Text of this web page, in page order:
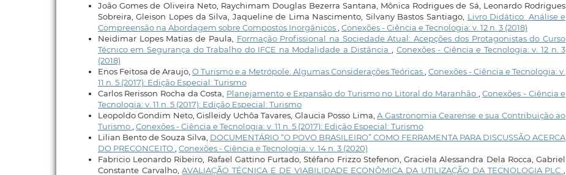
João Gomes de Oliveira Neto, Raychimam Douglas Bezerra Santana, Mônica Rodrigues de Sá, Leonardo Rodrigues
Sobreira, Gleison Lopes da Silva, Jaqueline de Lima Nascimento, Silvany Bastos Santiago, Livro Didático: Análise e
Compreensão na Abordagem sobre Compostos Inorgânicos, Conexões - Ciência e Tecnologia: v. 12 n. 3 (2018)
Neidimar Lopes Matias de Paula, Formação Profissional na Sociedade Atual: Acepções dos Protagonistas do Curso
Técnico em Segurança do Trabalho do IFCE na Modalidade a Distância, Conexões - Ciência e Tecnologia: v. 12 n. 3
(2018)
Enos Feitosa de Araujo, O Turismo e a Metrópole: Algumas Considerações Teóricas,Conexões - Ciência e Tecnologia: v.
11 n. 5 (2017): Edição Especial: Turismo
Carlos Rerisson Rocha da Costa, Planejamento e Expansão do Turismo no Litoral do Maranhão ,Conexões - Ciência e
Tecnologia: v. 11 n. 5 (2017): Edição Especial: Turismo
Leopoldo Gondim Neto, Gislleidy Uchôa Tavares, Glaucia Posso Lima,A Gastronomia Cearense e sua Contribuição ao
Turismo, Conexões - Ciência e Tecnologia: v. 11 n. 5 (2017): Edição Especial: Turismo
Lilian Bento de Souza Silva, DOCUMENTÁRIO “O POVO BRASILEIRO” COMO FERRAMENTA PARA DISCUSSÃO ACERCA
DO PRECONCEITO, Conexões - Ciência e Tecnologia: v. 14 n. 3 (2020)
Fabricio Leonardo Ribeiro, Rafael Gattino Furtado, Stéfano Frizzo Stefenon, Graciela Alessandra Dela Rocca, Gabriel
Constante Carvalho,AVALIAÇÃO TÉCNICA E DE VIABILIDADE ECONÔMICA DA UTILIZAÇÃO DA TECNOLOGIA PLC,